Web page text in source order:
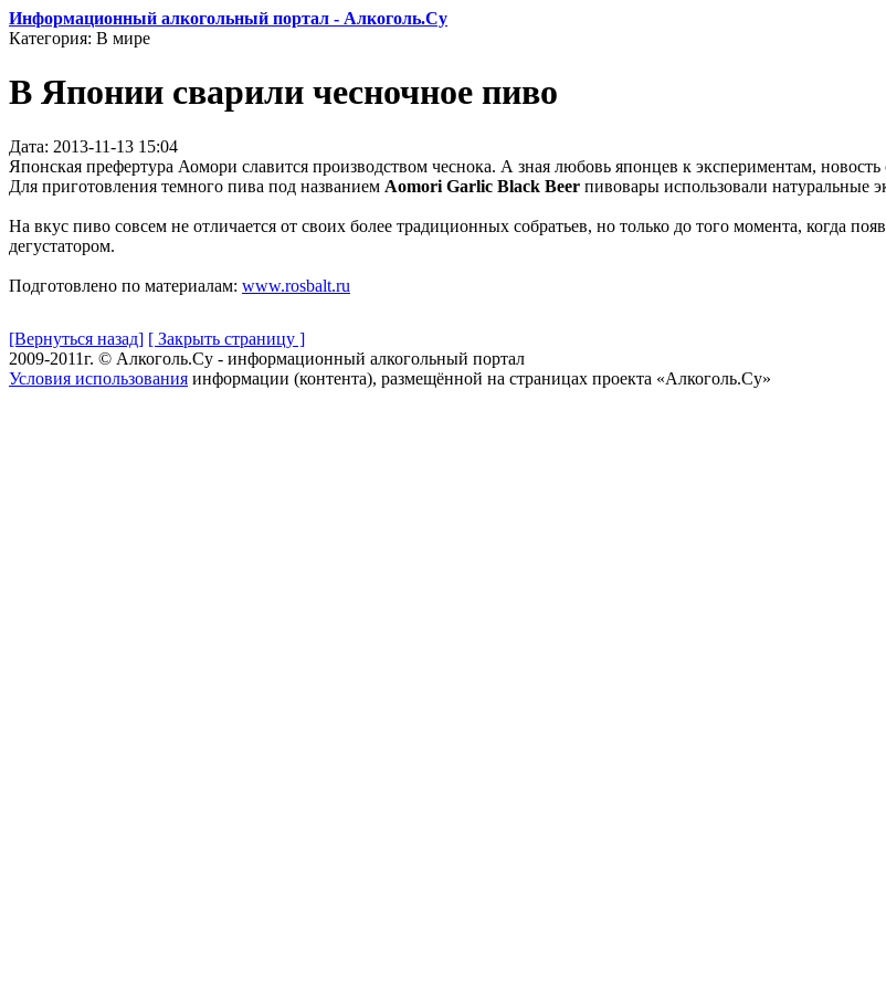
Информационный алкогольный портал - Алкоголь.Су
Категория: В мире
В Японии сварили чесночное пиво
Дата: 2013-11-13 15:04
Японская префертура Аомори славится производством чеснока. А зная любовь японцев к экспериментам,
Для приготовления темного пива под названием Aomori Garlic Black Beer пивовары использовали натуральные
На вкус пиво совсем не отличается от своих более традиционных собратьев, но только до того момента, когда
дегустатором.
Подготовлено по материалам: www.rosbalt.ru
[Вернуться назад] [ Закрыть страницу ]
2009-2011г. © Алкоголь.Су - информационный алкогольный портал
Условия использования информации (контента), размещённой на страницах проекта «Алкоголь.Су»